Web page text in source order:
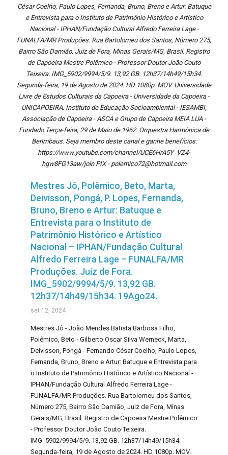
César Coelho, Paulo Lopes, Fernanda, Bruno, Breno e Artur: Batuque
e Entrevista para o Instituto de Patrimônio Histórico e Artístico
Nacional - IPHAN/Fundação Cultural Alfredo Ferreira Lage -
FUNALFA/MR Produções. Rua Bartolomeu dos Santos, Número 275,
Bairro São Damião, Juiz de Fora, Minas Gerais/MG, Brasil. Registro
de Capoeira Mestre Polêmico - Professor Doutor João Couto
Teixeira. IMG_5902/9994/5/9. 13,92 GB. 12h37/14h49/15h34.
Segunda-feira, 19 de Agosto de 2024. HD 1080p. MOV. Universidade
Livre de Estudos Culturais da Capoeira - Universidade da Capoeira -
UNICAPOEIRA, Instituto de Educação Socioambiental - IESAMBI,
Associação de Capoeira - ASCA e Grupo de Capoeira MEIA LUA -
Fundado Terça-feira, 29 de Maio de 1962. Orquestra Harmônica de
Berimbaus. Seja membro deste canal e ganhe benefícios:
https://www.youtube.com/channel/UCE6HrA5Y_VZ4-
hgw8FG13aw/join PIX - polemico72@hotmail.com
Mestres Jô, Polêmico, Beto, Marta,
Deivisson, Pongá, P. Lopes, Fernanda,
Bruno, Breno e Artur: Batuque e
Entrevista para o Instituto de
Patrimônio Histórico e Artístico
Nacional – IPHAN/Fundação Cultural
Alfredo Ferreira Lage – FUNALFA/MR
Produções. Juiz de Fora.
IMG_5902/9994/5/9. 13,92 GB.
12h37/14h49/15h34. 19Ago24.
set 12, 2024
Mestres Jô - João Mendes Batista Barbosa Filho,
Polêmico, Beto - Gilberto Oscar Silva Werneck, Marta,
Deivisson, Pongá - Fernando César Coelho, Paulo Lopes,
Fernanda, Bruno, Breno e Artur: Batuque e Entrevista para
o Instituto de Patrimônio Histórico e Artístico Nacional -
IPHAN/Fundação Cultural Alfredo Ferreira Lage -
FUNALFA/MR Produções. Rua Bartolomeu dos Santos,
Número 275, Bairro São Damião, Juiz de Fora, Minas
Gerais/MG, Brasil. Registro de Capoeira Mestre Polêmico
- Professor Doutor João Couto Teixeira.
IMG_5902/9994/5/9. 13,92 GB. 12h37/14h49/15h34.
Segunda-feira, 19 de Agosto de 2024. HD 1080p. MOV.